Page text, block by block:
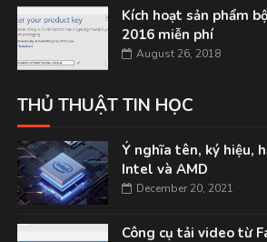
Kích hoạt sản phẩm
2016 miễn phí
August 26, 2018
THỦ THUẬT TIN HỌC
Ý nghĩa tên, ký hiệu,
Intel và AMD
December 20, 2021
Công cụ tải video từ